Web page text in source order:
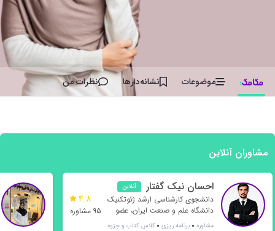
موضوعات نشانه‌دار‌ها نظرات من
مشاوران آنلاین
احسان نیک گفتار آنلاین
دانشجوی کارشناسی ارشد ژئوتکنیک
دانشگاه علم و صنعت ایران، عضو
انجمن ژئوتکنیک ایران
مشاوره برنامه ریزی کلاس کتاب و جزوه
4.8
95 مشاوره